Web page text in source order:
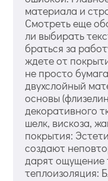
материала и
Смотреть еще
ли выбирать
браться за
ждете от
не просто
двухслойный
основы
декоративного
шелк, вискоза,
покрытия:
создают
дарят ощущение
теплоизоляция: